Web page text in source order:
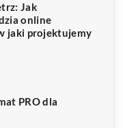
Jak
online
jaki projektujemy
PRO dla